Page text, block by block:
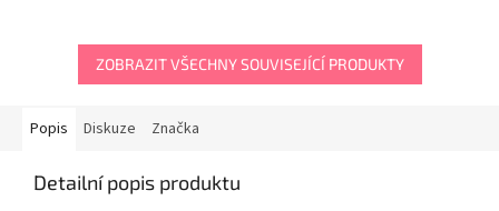
ZOBRAZIT VŠECHNY SOUVISEJÍCÍ PRODUKTY
Popis Diskuze Značka
Detailní popis produktu